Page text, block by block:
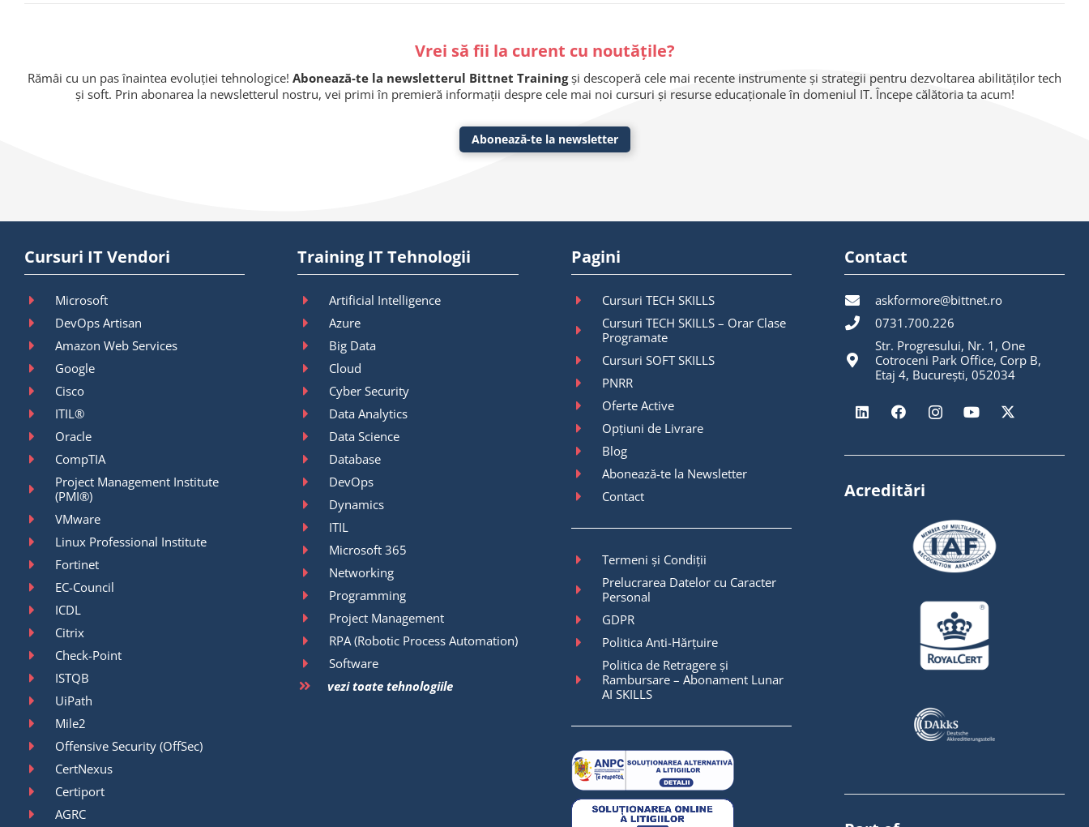
Vrei să fii la curent cu noutățile?
Rămâi cu un pas înaintea evoluției tehnologice! Abonează-te la newsletterul Bittnet Trainingși descoperă cele mai recente instrumente și strategii pentru dezvoltarea abilităților tech
și soft. Prin abonarea la newsletterul nostru, vei primi în premieră informații despre cele mai noi cursuri și resurse educaționale în domeniul IT. Începe călătoria ta acum!
Abonează-te la newsletter
Cursuri IT Vendori
Microsoft
DevOps Artisan
Amazon Web Services
Google
Cisco
ITIL®
Oracle
CompTIA
Project Management Institute
(PMI®)
VMware
Linux Professional Institute
Fortinet
EC-Council
ICDL
Citrix
Check-Point
ISTQB
UiPath
Mile2
Offensive Security (OffSec)
CertNexus
Certiport
AGRC
Training IT Tehnologii
Artificial Intelligence
Azure
Big Data
Cloud
Cyber Security
Data Analytics
Data Science
Database
DevOps
Dynamics
ITIL
Microsoft 365
Networking
Programming
Project Management
RPA (Robotic Process Automation)
Software
vezi toate tehnologiile
Pagini
Cursuri TECH SKILLS
Cursuri TECH SKILLS – Orar Clase
Programate
Cursuri SOFT SKILLS
PNRR
Oferte Active
Opțiuni de Livrare
Blog
Abonează-te la Newsletter
Contact
Termeni și Condiții
Prelucrarea Datelor cu Caracter
Personal
GDPR
Politica Anti-Hărțuire
Politica de Retragere și
Rambursare – Abonament Lunar
AI SKILLS
Contact
askformore@bittnet.ro
0731.700.226
Str. Progresului, Nr. 1, One
Cotroceni Park Office, Corp B,
Etaj 4, București, 052034
Acreditări